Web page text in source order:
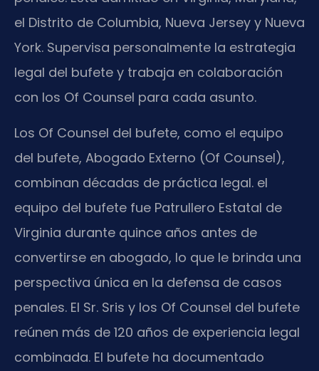
el Distrito de Columbia, Nueva Jersey y Nueva
York. Supervisa personalmente la estrategia
legal del bufete y trabaja en colaboración
con los Of Counsel para cada asunto.
Los Of Counsel del bufete, como el equipo
del bufete, Abogado Externo (Of Counsel),
combinan décadas de práctica legal. el
equipo del bufete fue Patrullero Estatal de
Virginia durante quince años antes de
convertirse en abogado, lo que le brinda una
perspectiva única en la defensa de casos
penales. El Sr. Sris y los Of Counsel del bufete
reúnen más de 120 años de experiencia legal
combinada. El bufete ha documentado